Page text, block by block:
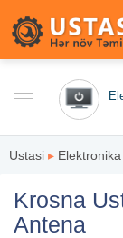
Ustasi ▸
Krosna
Antena